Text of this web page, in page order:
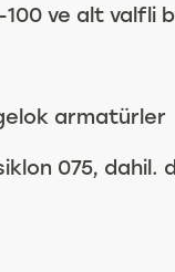
100 ve alt valfli
armatürler
075,